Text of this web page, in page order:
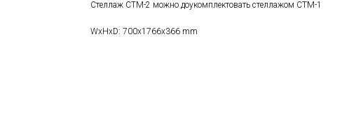
Стеллаж СТМ-2 можно доукомплектовать стеллажом СТМ-1
WxHxD: 700x1766x366 mm